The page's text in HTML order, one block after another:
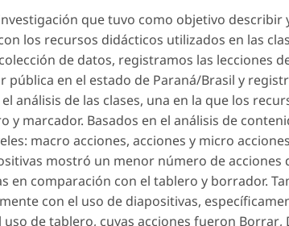
que tuvo como objetivo describir
los recursos didácticos utilizados en las
de datos, registramos las lecciones
pública en el estado de Paraná/Brasil y
análisis de las clases, una en la que los
y marcador. Basados en el análisis de
macro acciones, acciones y micro
mostró un menor número de acciones
en comparación con el tablero y borrador.
con el uso de diapositivas,
de tablero, cuyas acciones fueron Borrar,